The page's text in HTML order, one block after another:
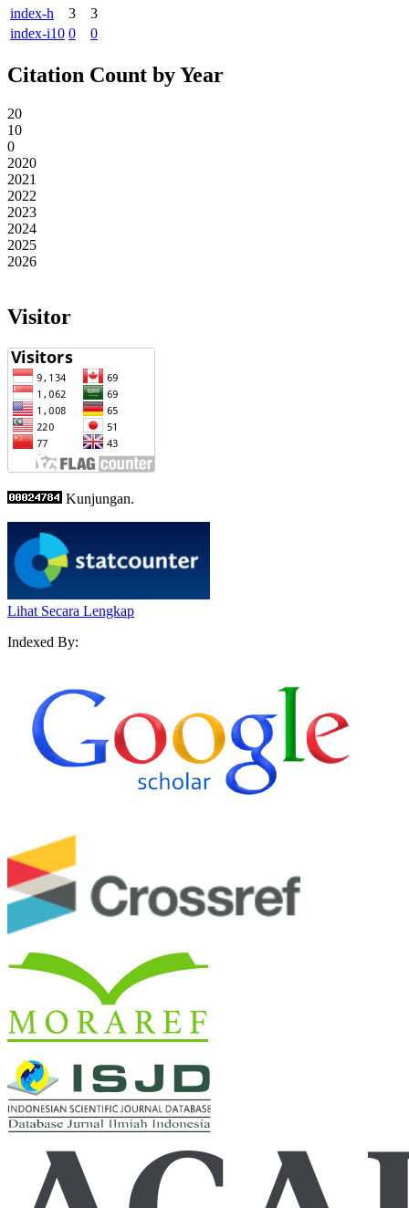
index-h
3
3
index-i10 0 0
Citation Count by Year
20
10
0
2020
2021
2022
2023
2024
2025
2026
Visitor
Kunjungan.
Lihat Secara Lengkap
Indexed By: